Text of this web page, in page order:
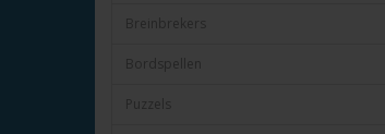
Breinbrekers
Bordspellen
Puzzels